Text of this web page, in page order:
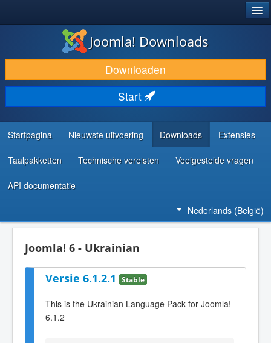
DOWNLOAD & BREID UIT
ONTDEK & LEER
COMMUNITY & ONDERSTEUNING
ONTWIKKELAARSBRONNEN
Joomla! Downloads
Downloaden
Start
Startpagina Nieuwste uitvoering Downloads Extensies
Taalpakketten Technische vereisten Veelgestelde vragen
API documentatie
Nederlands (België)
Joomla! 6 - Ukrainian
Versie 6.1.2.1 Stable
This is the Ukrainian Language Pack for Joomla!
6.1.2